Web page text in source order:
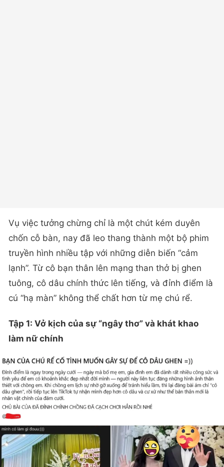
Vụ việc tưởng chừng chỉ là một chút kém duyên
chốn cỗ bàn, nay đã leo thang thành một bộ phim
truyền hình nhiều tập với những diễn biến “cảm
lạnh”. Từ cô bạn thân lên mạng than thở bị ghen
tuông, cô dâu chính thức lên tiếng, và đỉnh điểm là
cú “hạ màn” không thể chất hơn từ mẹ chú rể.
Tập 1: Vở kịch của sự “ngây thơ” và khát khao
làm nữ chính